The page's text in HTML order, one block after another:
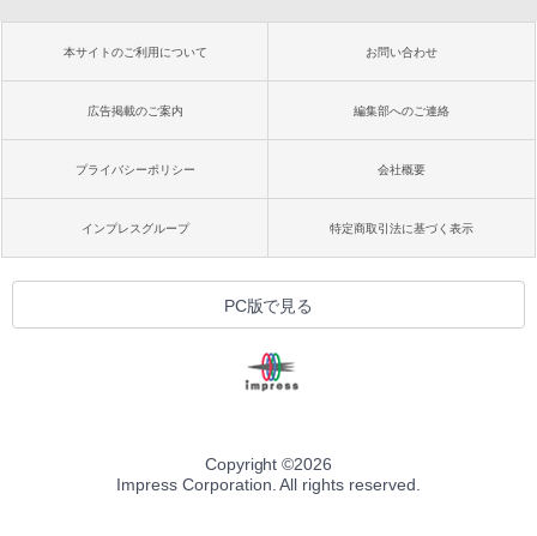
本サイトのご利用について お問い合わせ
広告掲載のご案内 編集部へのご連絡
プライバシーポリシー 会社概要
インプレスグループ 特定商取引法に基づく表示
PC版で見る
Copyright ©2026
Impress Corporation. All rights reserved.